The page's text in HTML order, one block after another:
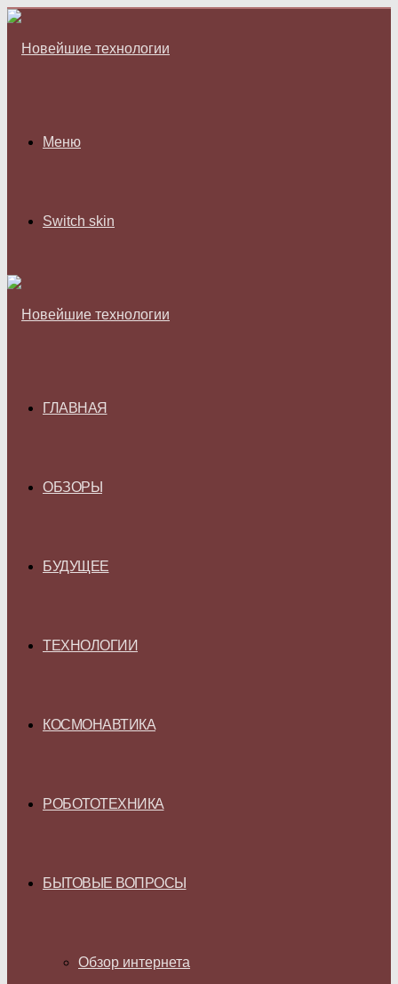
Меню
Switch skin
ГЛАВНАЯ
ОБЗОРЫ
БУДУЩЕЕ
ТЕХНОЛОГИИ
КОСМОНАВТИКА
РОБОТОТЕХНИКА
БЫТОВЫЕ ВОПРОСЫ
Обзор интернета